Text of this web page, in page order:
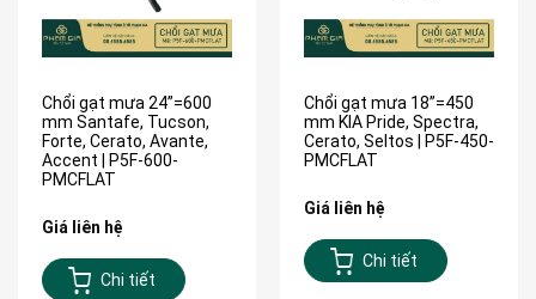
Chổi gạt mưa 24”=600
mm Santafe, Tucson,
Forte, Cerato, Avante,
Accent | P5F-600-
PMCFLAT
Giá liên hệ
Chi tiết
Chổi gạt mưa 18”=450
mm KIA Pride, Spectra,
Cerato, Seltos | P5F-450-
PMCFLAT
Giá liên hệ
Chi tiết